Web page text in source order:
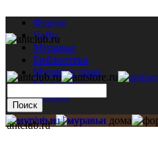
Форум
ЧаВо
Муравьи
Библиотека
Муравьи дома
Мастерская
Каталог
antclub.ru